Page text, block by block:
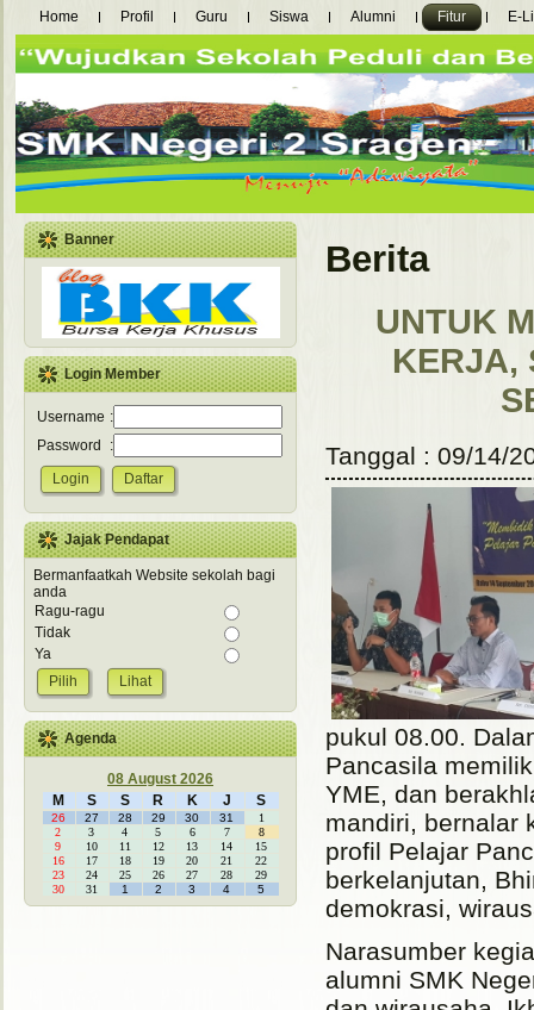
Home Profil Guru Siswa Alumni Fitur E-
Banner
Login Member
Username :
Password
:
Jajak Pendapat
Bermanfaatkah Website sekolah bagi
anda
Ragu-ragu
Tidak
Ya
Lihat
Agenda
08 August 2026
M
S S R K J S
26 27 28 29 30 31
1
2
3 4 5 6 7
8
9
10 11 12 13 14
15
16
17 18 19 20 21
22
23
24 25 26 27 28
29
30
31 1 2 3 4 5
Berita
UNTUK
KERJA,
Tanggal : 09/14/
pukul 08.00.
Pancasila
YME, dan
mandiri, bernalar
profil Pelajar
berkelanjutan,
demokrasi,
Narasumber
alumni SMK